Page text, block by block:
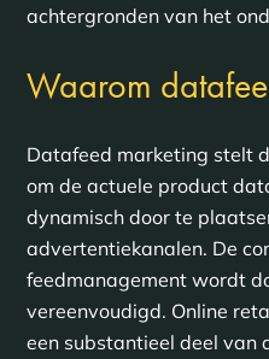
achtergronden van het
Waarom
Datafeed marketing stelt
om de actuele product
dynamisch door te
advertentiekanalen. De
feedmanagement wordt
vereenvoudigd. Online
een substantieel deel van